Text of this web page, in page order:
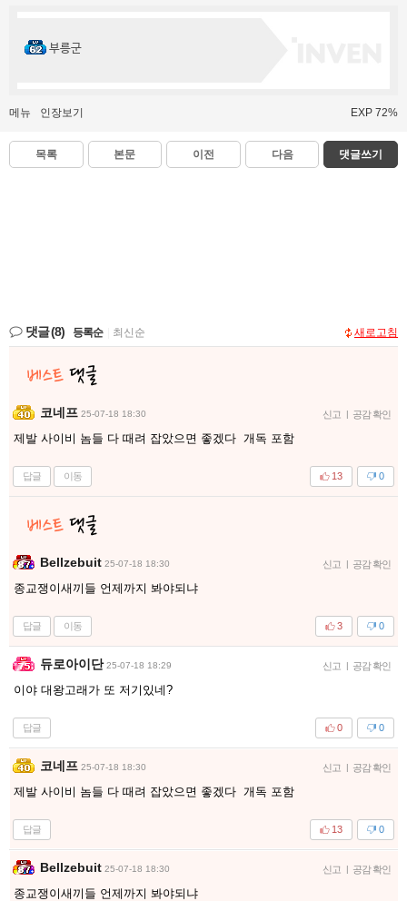
부릉군
메뉴 인장보기 EXP 72%
목록 본문 이전 다음 댓글쓰기
댓글(8) 등록순 최신순 새로고침
코네프 25-07-18 18:30 신고 | 공감 확인
제발 사이비 놈들 다 때려 잡았으면 좋겠다 개독 포함
답글 이동 0
13
Bellzebuit 25-07-18 18:30 신고 | 공감 확인
종교쟁이새끼들 언제까지 봐야되냐
답글 이동 0
3
듀로아이단 25-07-18 18:29 신고 | 공감 확인
이야 대왕고래가 또 저기있네?
답글 0
0
코네프 25-07-18 18:30 신고 | 공감 확인
제발 사이비 놈들 다 때려 잡았으면 좋겠다 개독 포함
답글 0
13
Bellzebuit 25-07-18 18:30 신고 | 공감 확인
종교쟁이새끼들 언제까지 봐야되냐